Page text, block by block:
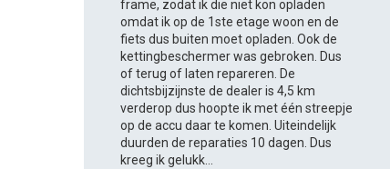
frame, zodat ik die niet kon opladen
omdat ik op de 1ste etage woon en de
fiets dus buiten moet opladen. Ook de
kettingbeschermer was gebroken. Dus
of terug of laten repareren. De
dichtsbijzijnste de dealer is 4,5 km
verderop dus hoopte ik met één streepje
op de accu daar te komen. Uiteindelijk
duurden de reparaties 10 dagen. Dus
kreeg ik gelukk...